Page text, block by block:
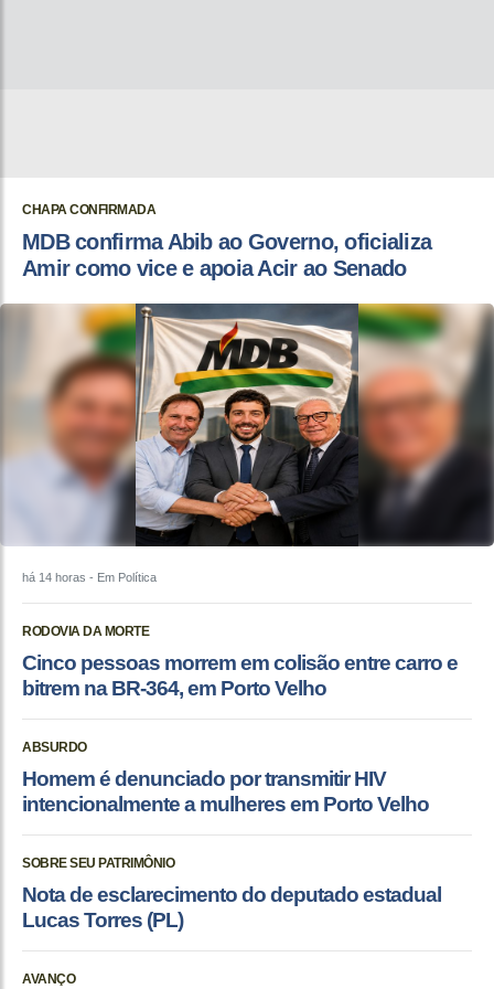
CHAPA CONFIRMADA
MDB confirma Abib ao Governo, oficializa
Amir como vice e apoia Acir ao Senado
há 14 horas - Em Política
RODOVIA DA MORTE
Cinco pessoas morrem em colisão entre carro e
bitrem na BR-364, em Porto Velho
ABSURDO
Homem é denunciado por transmitir HIV
intencionalmente a mulheres em Porto Velho
SOBRE SEU PATRIMÔNIO
Nota de esclarecimento do deputado estadual
Lucas Torres (PL)
AVANÇO